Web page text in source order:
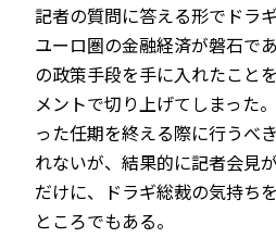
記者の質問に答える形でドラ
ユーロ圏の金融経済が磐石で
の政策手段を手に入れたこと
メントで切り上げてしまった
った任期を終える際に行うべ
れないが、結果的に記者会見
だけに、ドラギ総裁の気持ち
ところでもある。